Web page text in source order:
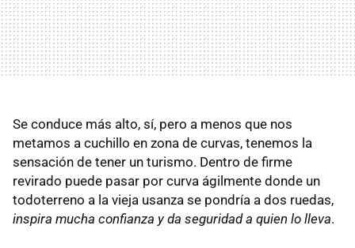
Se conduce más alto, sí, pero a menos que nos
metamos a cuchillo en zona de curvas, tenemos la
sensación de tener un turismo. Dentro de firme
revirado puede pasar por curva ágilmente donde un
todoterreno a la vieja usanza se pondría a dos ruedas,
inspira mucha confianza y da seguridad a quien lo lleva.